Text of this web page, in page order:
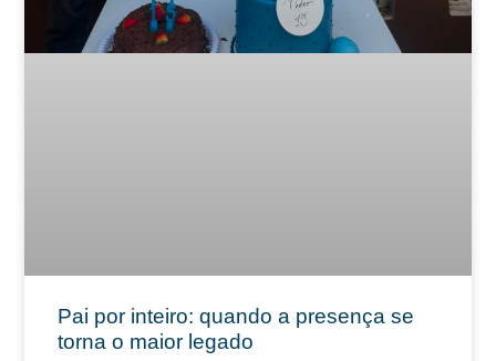
Pai por inteiro: quando a presença se
torna o maior legado